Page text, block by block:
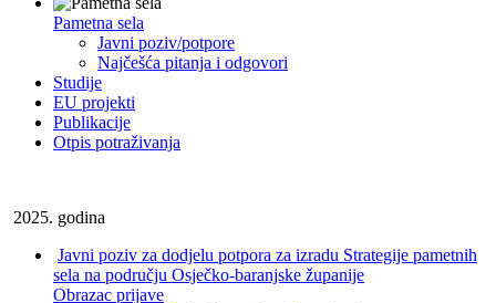
Pametna sela
Javni poziv/potpore
Najčešća pitanja i odgovori
Studije
EU projekti
Publikacije
Otpis potraživanja
2025. godina
Javni poziv za dodjelu potpora za izradu Strategije pametnih
sela na području Osječko-baranjske županije
Obrazac prijave